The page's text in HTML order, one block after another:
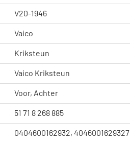
V20-1946
Vaico
Kriksteun
Vaico Kriksteun
Voor, Achter
51 71 8 268 885
0404600162932, 4046001629327